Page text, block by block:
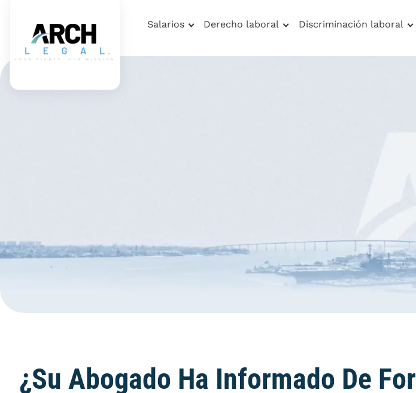
Salarios Derecho laboral Discriminación laboral
Abogado Especializado
PROTEGIENDO SUS DERECHOS
¿Su Abogado Ha Informado De